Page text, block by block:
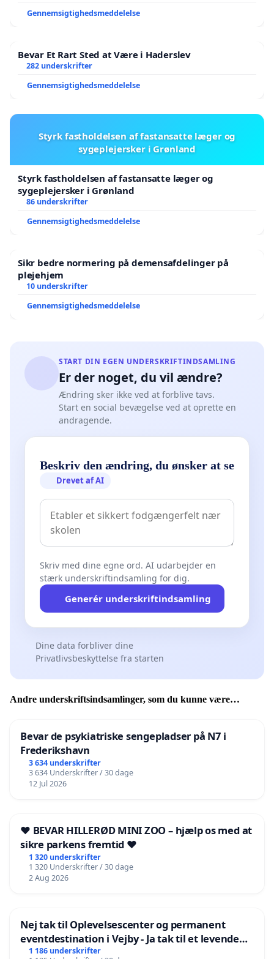
Gennemsigtighedsmeddelelse
Bevar Et Rart Sted at Være i Haderslev
282 underskrifter
Gennemsigtighedsmeddelelse
Styrk fastholdelsen af fastansatte læger og
sygeplejersker i Grønland
Styrk fastholdelsen af fastansatte læger og
sygeplejersker i Grønland
86 underskrifter
Gennemsigtighedsmeddelelse
Sikr bedre normering på demensafdelinger på
plejehjem
10 underskrifter
Gennemsigtighedsmeddelelse
START DIN EGEN UNDERSKRIFTINDSAMLING
Er der noget, du vil ændre?
Ændring sker ikke ved at forblive tavs.
Start en social bevægelse ved at oprette en
andragende.
Beskriv den ændring, du ønsker at se
Drevet af AI
Skriv med dine egne ord. AI udarbejder en
stærk underskriftindsamling for dig.
Generér underskriftindsamling
Dine data forbliver dine
Privatlivsbeskyttelse fra starten
Andre underskriftsindsamlinger, som du kunne være
Bevar de psykiatriske sengepladser på N7 i
Frederikshavn
3 634 underskrifter
3 634 Underskrifter / 30 dage
12 Jul 2026
❤️ BEVAR HILLERØD MINI ZOO – hjælp os med at
sikre parkens fremtid ❤️
1 320 underskrifter
1 320 Underskrifter / 30 dage
2 Aug 2026
Nej tak til Oplevelsescenter og permanent
eventdestination i Vejby - Ja tak til et levende
lokalområde i balance
1 186 underskrifter